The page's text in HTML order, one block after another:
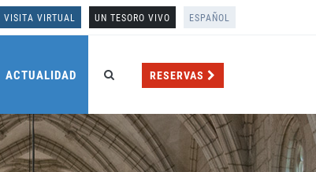
VISITA VIRTUAL UN TESORO VIVO ESPAÑOL
ACTUALIDAD RESERVAS